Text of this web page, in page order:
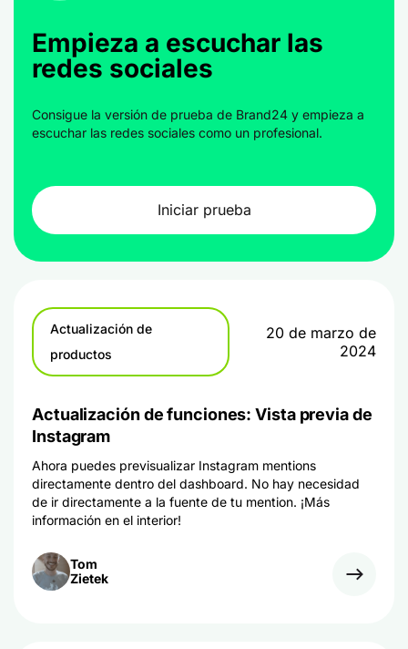
Empieza a escuchar las
redes sociales
Consigue la versión de prueba de Brand24 y empieza a
escuchar las redes sociales como un profesional.
Iniciar prueba
Actualización de
productos
20 de marzo de
2024
Actualización de funciones: Vista previa de
Instagram
Ahora puedes previsualizar Instagram mentions
directamente dentro del dashboard. No hay necesidad
de ir directamente a la fuente de tu mention. ¡Más
información en el interior!
Tom
Zietek